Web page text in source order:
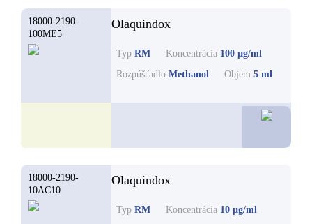
18000-2190-
100ME5
Olaquindox
Typ RM Koncentrácia 100 µg/ml
Rozpúšťadlo Methanol Objem 5 ml
18000-2190-
10AC10
Olaquindox
Typ RM Koncentrácia 10 µg/ml